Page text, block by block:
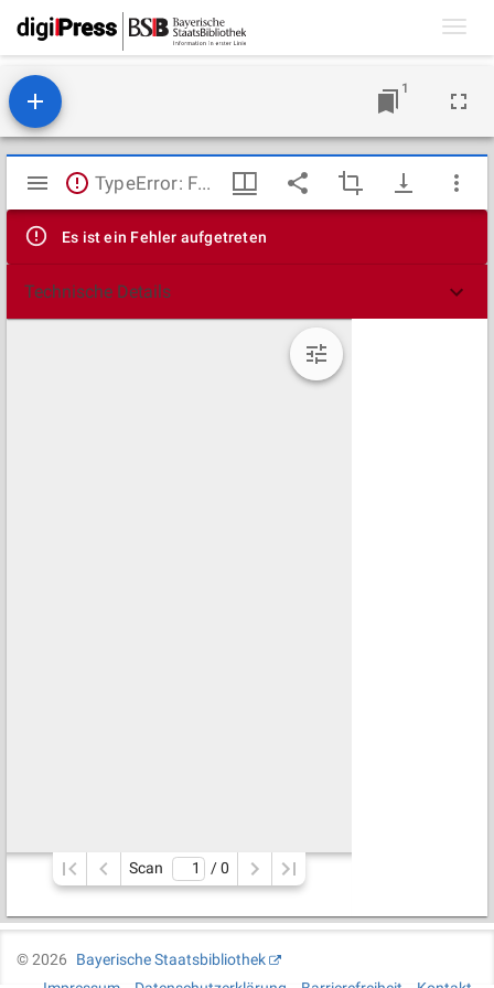
1
Mirador
Viewer
TypeError: Failed to fetch
Es ist ein Fehler aufgetreten
Technische Details
Scan / 0
©2026
Bayerische Staatsbibliothek